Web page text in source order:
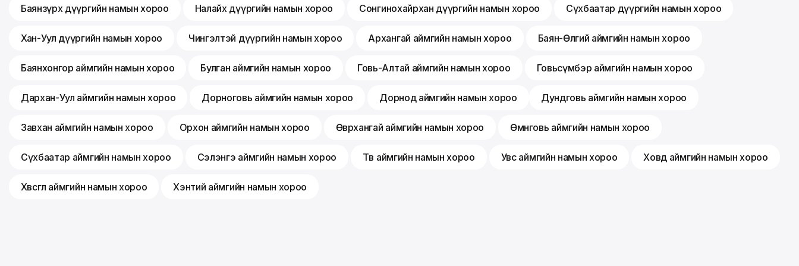
Баянзүрх дүүргийн намын хороо Налайх дүүргийн намын хороо Сонгинохайрхан дүүргийн намын хороо Сүхбаатар дүүргийн намын хороо
Хан-Уул дүүргийн намын хороо Чингэлтэй дүүргийн намын хороо Архангай аймгийн намын хороо Баян-Өлгий аймгийн намын хороо
Баянхонгор аймгийн намын хороо Булган аймгийн намын хороо Говь-Алтай аймгийн намын хороо Говьсүмбэр аймгийн намын хороо
Дархан-Уул аймгийн намын хороо Дорноговь аймгийн намын хороо Дорнод аймгийн намын хороо Дундговь аймгийн намын хороо
Завхан аймгийн намын хороо Орхон аймгийн намын хороо Өвөрхангай аймгийн намын хороо Өмнөговь аймгийн намын хороо
Сүхбаатар аймгийн намын хороо Сэлэнгэ аймгийн намын хороо Төв аймгийн намын хороо Увс аймгийн намын хороо Ховд аймгийн намын хороо
Хөвсгөл аймгийн намын хороо Хэнтий аймгийн намын хороо